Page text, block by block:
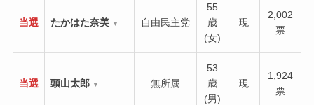
当選 たかはた奈美 ▼ 自由民主党
55
歳
(女)
現
2,002
票
当選 頭山太郎 ▼ 無所属
53
歳
(男)
現
1,924
票